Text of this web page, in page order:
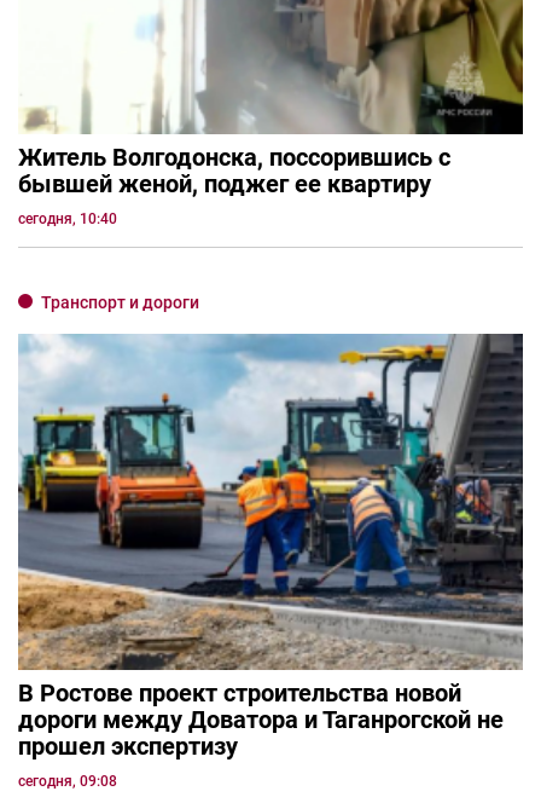
Житель Волгодонска, поссорившись с
бывшей женой, поджег ее квартиру
сегодня, 10:40
Транспорт и дороги
В Ростове проект строительства новой
дороги между Доватора и Таганрогской не
прошел экспертизу
сегодня, 09:08